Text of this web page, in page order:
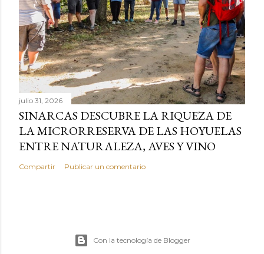
julio 31, 2026
SINARCAS DESCUBRE LA RIQUEZA DE
LA MICRORRESERVA DE LAS HOYUELAS
ENTRE NATURALEZA, AVES Y VINO
Compartir Publicar un comentario
Con la tecnología de Blogger